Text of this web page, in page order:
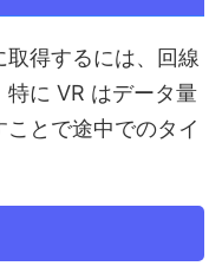
得するには、回線
に VR はデータ量
とで途中でのタイ